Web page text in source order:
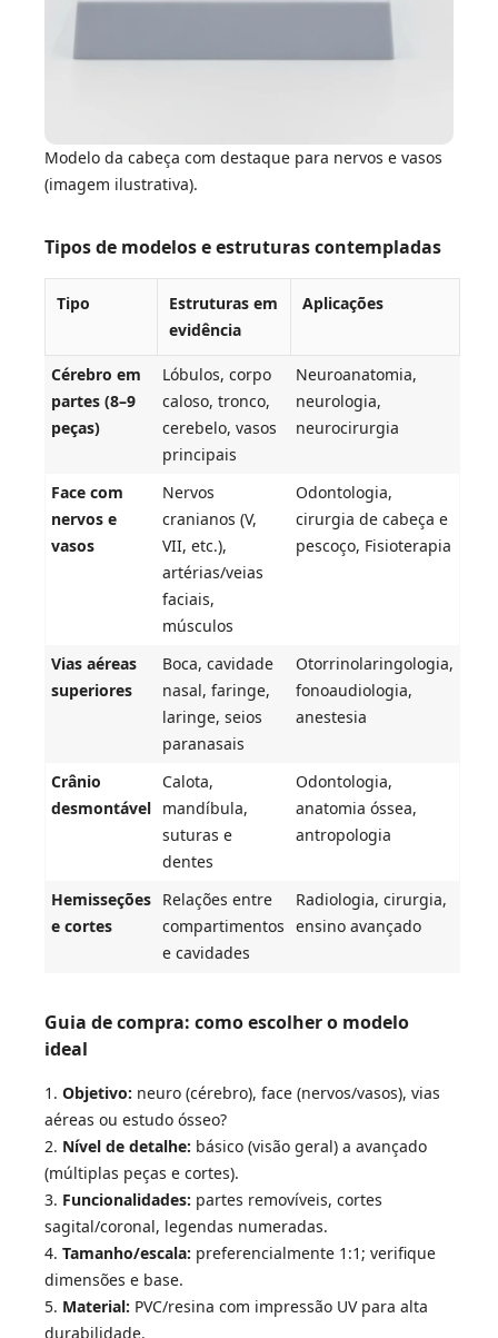
Modelo da cabeça com destaque para nervos e vasos
(imagem ilustrativa).
Tipos de modelos e estruturas contempladas
Tipo
Estruturas em
evidência
Aplicações
Cérebro em
partes (8–9
peças)
Lóbulos, corpo
caloso, tronco,
cerebelo, vasos
principais
Neuroanatomia,
neurologia,
neurocirurgia
Face com
nervos e
vasos
Nervos
cranianos (V,
VII, etc.),
artérias/veias
faciais,
músculos
Odontologia,
cirurgia de cabeça e
pescoço, Fisioterapia
Vias aéreas
superiores
Boca, cavidade
nasal, faringe,
laringe, seios
paranasais
Otorrinolaringologia,
fonoaudiologia,
anestesia
Crânio
desmontável
Calota,
mandíbula,
suturas e
dentes
Odontologia,
anatomia óssea,
antropologia
Hemisseções
e cortes
Relações entre
compartimentos
e cavidades
Radiologia, cirurgia,
ensino avançado
Guia de compra: como escolher o modelo
ideal
Objetivo: neuro (cérebro), face (nervos/vasos), vias
aéreas ou estudo ósseo?
Nível de detalhe: básico (visão geral) a avançado
(múltiplas peças e cortes).
Funcionalidades: partes removíveis, cortes
sagital/coronal, legendas numeradas.
Tamanho/escala: preferencialmente 1:1; verifique
dimensões e base.
Material: PVC/resina com impressão UV para alta
durabilidade.